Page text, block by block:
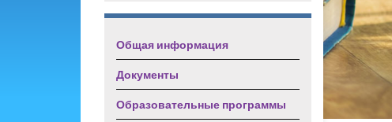
Общая информация
Документы
Образовательные программы